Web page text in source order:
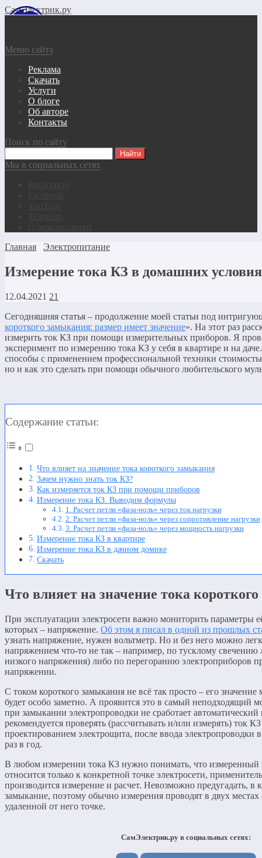
СамЭлектрик.ру
Меню сайта
Реклама
Скачать
Услуги
О блоге
Об авторе
Контакты
Поиск по сайту
Мы в социальных сетях
Главная
Электропитание
Измерение тока КЗ в домашних
12.04.2021 21
Сегодняшняя статья – продолжение моей статьи под
короткого замыкания: размер имеет значение». На этот раз
измерить ток КЗ при помощи измерительных приборов. Я
эксперимент по измерению тока КЗ у себя в квартире и на
способы с применением профессиональной техники
но и как это сделать при помощи обычного любительского
Содержание статьи:
Что влияет на значение тока короткого замыкания
Зачем нужно знать ток КЗ?
Как измеряется ток КЗ при помощи приборов
Измерение тока КЗ. Выводим формулы
1. Расчет петли «фаза-ноль» через ток нагрузки
2. Расчет петли «фаза-ноль» через сопротивление нагрузки
3. Расчет петли «фаза-ноль» через мощность нагрузки
Измерение тока КЗ в квартире
Измерение тока КЗ в дачном домике
Скачать
Что влияет на значение тока
При эксплуатации электросети важно мониторить параметры
которых – напряжение. Об этом я писал в одной из прошлых
узнать напряжение, нужен вольтметр. Но и без него можно
напряжением что-то не так – например, по тусклому свечению
низкого напряжения) либо по перегоранию электроприборов
напряжении.
С током короткого замыкания не всё так просто – его значение
будет особо заметно. А проявится это в самый неподходящий
при замыкании электропроводки не сработает
рекомендуется проверять (рассчитывать и/или измерять) ток
проектированием электрощита, после ввода электропроводки
раз в год.
В любом измерении тока КЗ нужно понимать, что измеренный
относится только к конкретной точке электросети,
производится измерение и расчет. Невозможно предугадать, в
замыкание, поэтому обычно измерения проводят в двух
удаленной от него точке.
СамЭлектрик.ру в социальных сетях: